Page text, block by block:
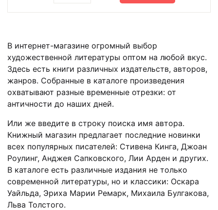
В интернет-магазине огромный выбор
художественной литературы оптом на любой вкус.
Здесь есть книги различных издательств, авторов,
жанров. Собранные в каталоге произведения
охватывают разные временные отрезки: от
античности до наших дней.
Или же введите в строку поиска имя автора.
Книжный магазин предлагает последние новинки
всех популярных писателей: Стивена Кинга, Джоан
Роулинг, Анджея Сапковского, Лии Арден и других.
В каталоге есть различные издания не только
современной литературы, но и классики: Оскара
Уайльда, Эриха Марии Ремарк, Михаила Булгакова,
Льва Толстого.